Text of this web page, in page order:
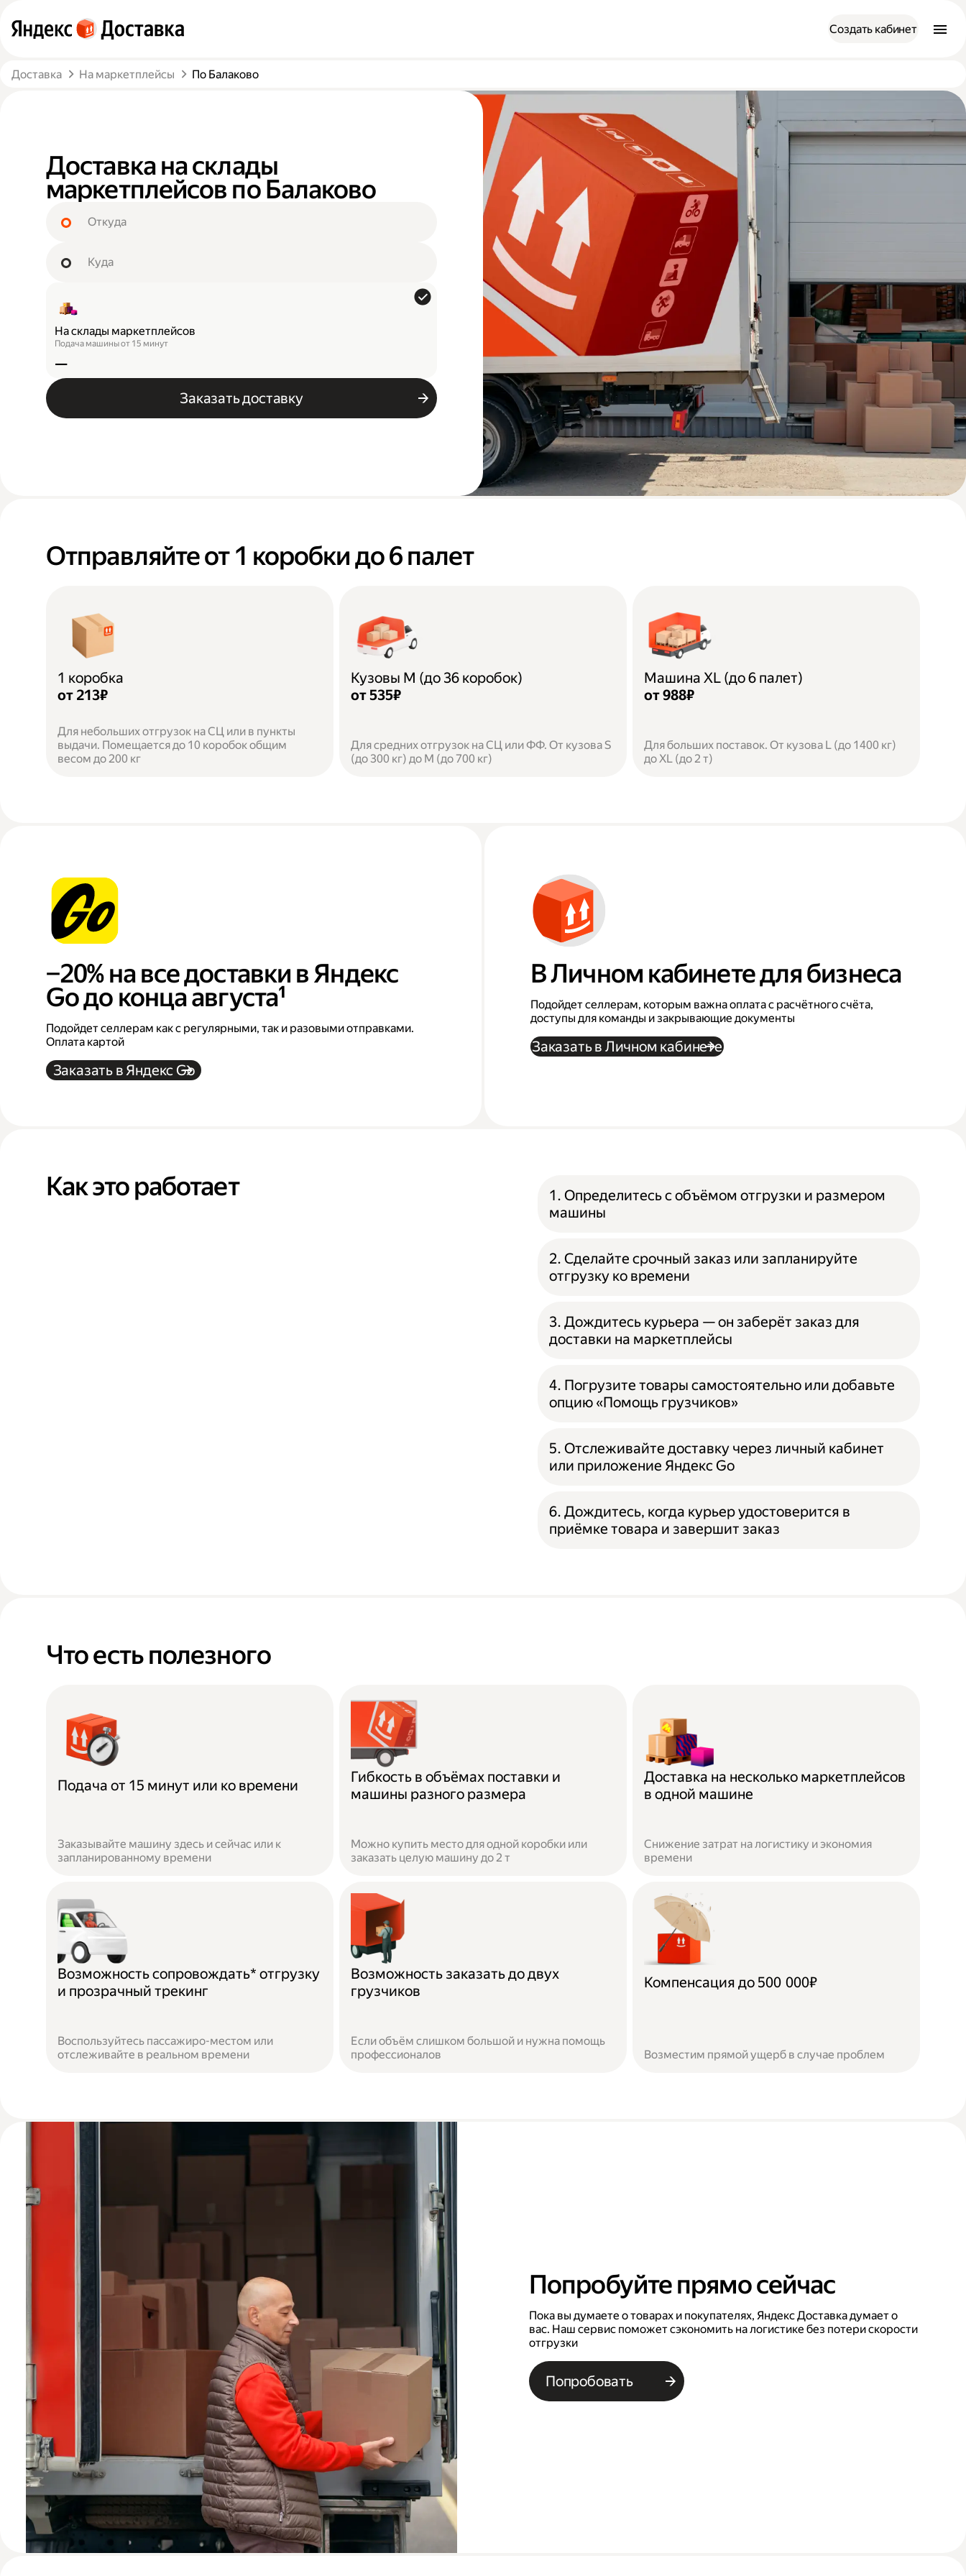
Создать кабинет
Доставка На маркетплейсы По Балаково
Доставка на склады
маркетплейсов по Балаково
На склады маркетплейсов
Подача машины от 15 минут
—
Заказать доставку
Отправляйте от 1 коробки до 6 палет
1 коробка
от 213₽
Для небольших отгрузок на СЦ или в пункты
выдачи. Помещается до 10 коробок общим
весом до 200 кг
Кузовы M (до 36 коробок)
от 535₽
Для средних отгрузок на СЦ или ФФ. От кузова S
(до 300 кг) до M (до 700 кг)
Машина XL (до 6 палет)
от 988₽
Для больших поставок. От кузова L (до 1400 кг)
до XL (до 2 т)
−20% на все доставки в Яндекс
Go до конца августа¹
Подойдет селлерам как с регулярными, так и разовыми отправками.
Оплата картой
Заказать в Яндекс Go
В Личном кабинете для бизнеса
Подойдет селлерам, которым важна оплата с расчётного счёта,
доступы для команды и закрывающие документы
Заказать в Личном кабинете
Как это работает
1. Определитесь с объёмом отгрузки и размером
машины
2. Сделайте срочный заказ или запланируйте
отгрузку ко времени
3. Дождитесь курьера — он заберёт заказ для
доставки на маркетплейсы
4. Погрузите товары самостоятельно или добавьте
опцию «Помощь грузчиков»
5. Отслеживайте доставку через личный кабинет
или приложение Яндекс Go
6. Дождитесь, когда курьер удостоверится в
приёмке товара и завершит заказ
Что есть полезного
Подача от 15 минут или ко времени
Заказывайте машину здесь и сейчас или к
запланированному времени
Гибкость в объёмах поставки и
машины разного размера
Можно купить место для одной коробки или
заказать целую машину до 2 т
Доставка на несколько маркетплейсов
в одной машине
Снижение затрат на логистику и экономия
времени
Возможность сопровождать* отгрузку
и прозрачный трекинг
Воспользуйтесь пассажиро-местом или
отслеживайте в реальном времени
Возможность заказать до двух
грузчиков
Если объём слишком большой и нужна помощь
профессионалов
Компенсация до 500 000₽
Возместим прямой ущерб в случае проблем
Попробуйте прямо сейчас
Пока вы думаете о товарах и покупателях, Яндекс Доставка думает о
вас. Наш сервис поможет сэкономить на логистике без потери скорости
отгрузки
Попробовать